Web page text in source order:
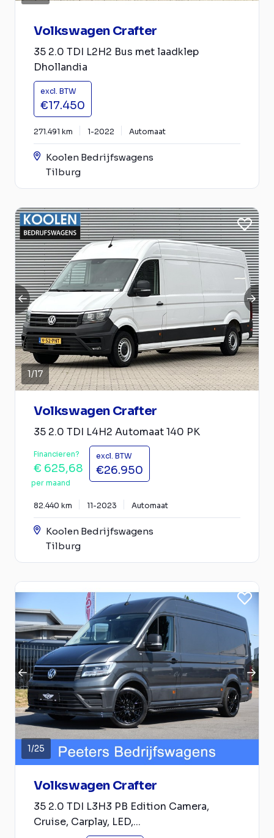
Volkswagen Crafter
35 2.0 TDI L2H2 Bus met laadklep
Dhollandia
excl. BTW
€17.450
271.491 km 1-2022 Automaat
Koolen Bedrijfswagens
Tilburg
1/17
Volkswagen Crafter
35 2.0 TDI L4H2 Automaat 140 PK
Financieren?
€ 625,68
per maand
excl. BTW
€26.950
82.440 km 11-2023 Automaat
Koolen Bedrijfswagens
Tilburg
1/25
Volkswagen Crafter
35 2.0 TDI L3H3 PB Edition Camera,
Cruise, Carplay, LED,...